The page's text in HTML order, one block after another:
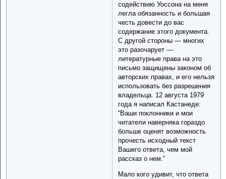
содействию Уоссона на меня
легла обязанность и большая
честь довести до вас
содержание этого документа.
С другой стороны — многих
это разочарует —
литературные права на это
письмо защищены законом об
авторских правах, и его нельзя
использовать без разрешения
владельца. 12 августа 1979
года я написал Кастанеде:
“Ваши поклонники и мои
читатели наверняка гораздо
больше оценят возможность
прочесть исходный текст
Вашего ответа, чем мой
рассказ о нем.”
Мало кого удивит, что ответа